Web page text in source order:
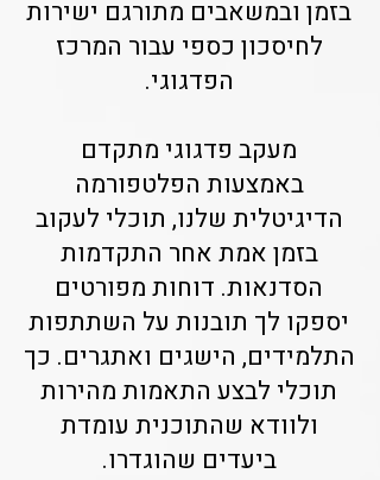
בזמן ובמשאבים מתורגם ישירות
לחיסכון כספי עבור המרכז
הפדגוגי.
מעקב פדגוגי מתקדם
באמצעות הפלטפורמה
הדיגיטלית שלנו, תוכלי לעקוב
בזמן אמת אחר התקדמות
הסדנאות. דוחות מפורטים
יספקו לך תובנות על השתתפות
התלמידים, הישגים ואתגרים. כך
תוכלי לבצע התאמות מהירות
ולוודא שהתוכנית עומדת
ביעדים שהוגדרו.